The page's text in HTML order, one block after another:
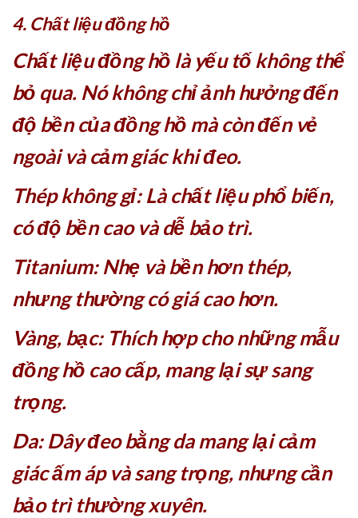
4. Chất liệu đồng hồ
Chất liệu đồng hồ là yếu tố không thể
bỏ qua. Nó không chỉ ảnh hưởng đến
độ bền của đồng hồ mà còn đến vẻ
ngoài và cảm giác khi đeo.
Thép không gỉ: Là chất liệu phổ biến,
có độ bền cao và dễ bảo trì.
Titanium: Nhẹ và bền hơn thép,
nhưng thường có giá cao hơn.
Vàng, bạc: Thích hợp cho những mẫu
đồng hồ cao cấp, mang lại sự sang
trọng.
Da: Dây đeo bằng da mang lại cảm
giác ấm áp và sang trọng, nhưng cần
bảo trì thường xuyên.